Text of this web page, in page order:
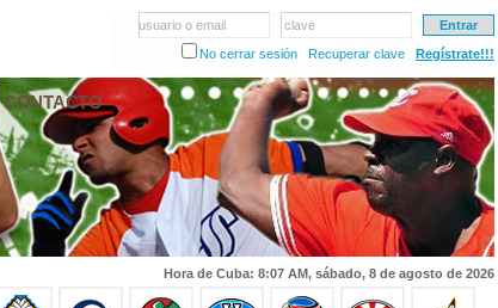
usuario o email
clave
No cerrar sesión
Recuperar clave Regístrate!!!
CONTACTO
Hora de Cuba: 8:07 AM, sábado, 8 de agosto de 2026